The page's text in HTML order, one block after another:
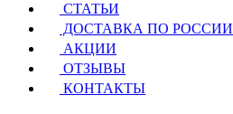
СТАТЬИ
ДОСТАВКА ПО РОССИИ
АКЦИИ
ОТЗЫВЫ
КОНТАКТЫ